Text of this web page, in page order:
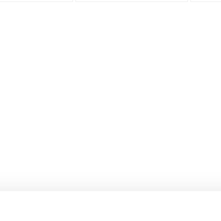
etuja ovat nopea leikkuunopeus, tarkka ja siisti leikkuujälki sekä